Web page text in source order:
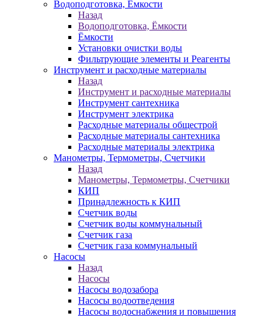
Водоподготовка, Ёмкости
Назад
Водоподготовка, Ёмкости
Ёмкости
Установки очистки воды
Фильтрующие элементы и Реагенты
Инструмент и расходные материалы
Назад
Инструмент и расходные материалы
Инструмент сантехника
Инструмент электрика
Расходные материалы общестрой
Расходные материалы сантехника
Расходные материалы электрика
Манометры, Термометры, Счетчики
Назад
Манометры, Термометры, Счетчики
КИП
Принадлежность к КИП
Счетчик воды
Счетчик воды коммунальный
Счетчик газа
Счетчик газа коммунальный
Насосы
Назад
Насосы
Насосы водозабора
Насосы водоотведения
Насосы водоснабжения и повышения